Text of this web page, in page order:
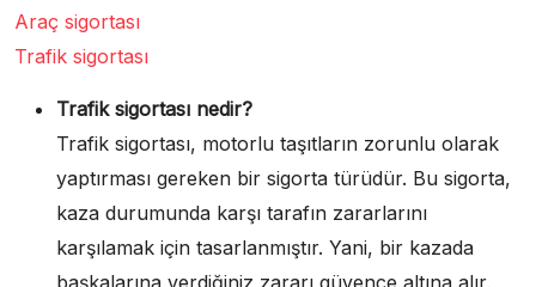
Araç sigortası
Trafik sigortası
Trafik sigortası nedir?
Trafik sigortası, motorlu taşıtların zorunlu olarak
yaptırması gereken bir sigorta türüdür. Bu sigorta,
kaza durumunda karşı tarafın zararlarını
karşılamak için tasarlanmıştır. Yani, bir kazada